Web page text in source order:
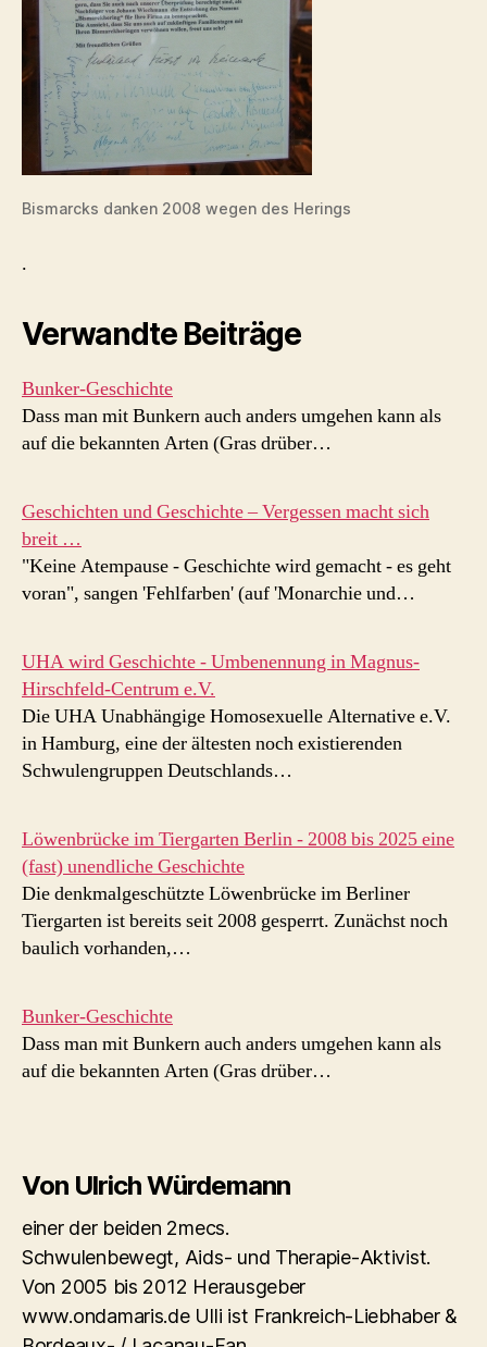
Bismarcks danken 2008 wegen des Herings
.
Verwandte Beiträge
Bunker-Geschichte
Dass man mit Bunkern auch anders umgehen kann als
auf die bekannten Arten (Gras drüber…
Geschichten und Geschichte – Vergessen macht sich
breit …
"Keine Atempause - Geschichte wird gemacht - es geht
voran", sangen 'Fehlfarben' (auf 'Monarchie und…
UHA wird Geschichte - Umbenennung in Magnus-
Hirschfeld-Centrum e.V.
Die UHA Unabhängige Homosexuelle Alternative e.V.
in Hamburg, eine der ältesten noch existierenden
Schwulengruppen Deutschlands…
Löwenbrücke im Tiergarten Berlin - 2008 bis 2025 eine
(fast) unendliche Geschichte
Die denkmalgeschützte Löwenbrücke im Berliner
Tiergarten ist bereits seit 2008 gesperrt. Zunächst noch
baulich vorhanden,…
Bunker-Geschichte
Dass man mit Bunkern auch anders umgehen kann als
auf die bekannten Arten (Gras drüber…
Von Ulrich Würdemann
einer der beiden 2mecs.
Schwulenbewegt, Aids- und Therapie-Aktivist.
Von 2005 bis 2012 Herausgeber
www.ondamaris.de Ulli ist Frankreich-Liebhaber &